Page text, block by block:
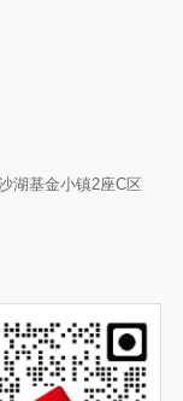
湖基金小镇2座C区